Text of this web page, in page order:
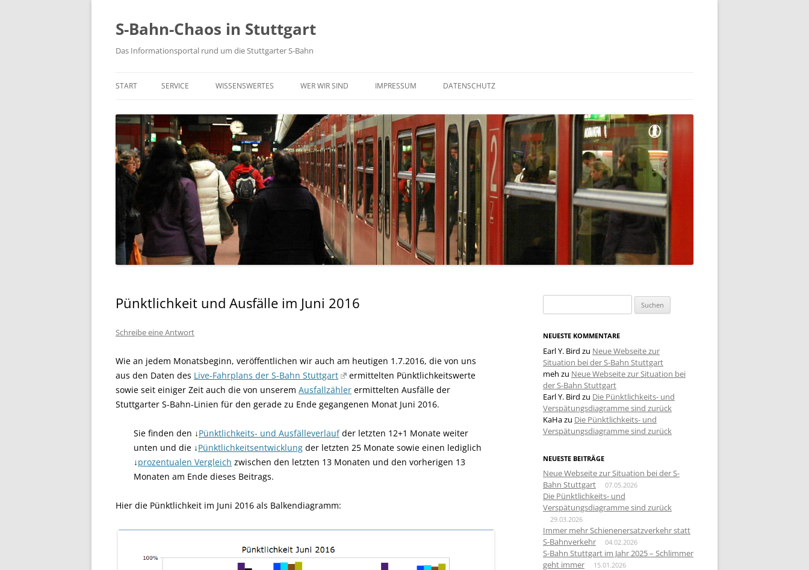
S-Bahn-Chaos in Stuttgart
Das Informationsportal rund um die Stuttgarter S-Bahn
START SERVICE WISSENSWERTES WER WIR SIND IMPRESSUM DATENSCHUTZ
Pünktlichkeit und Ausfälle im Juni 2016
Schreibe eine Antwort
Wie an jedem Monatsbeginn, veröffentlichen wir auch am heutigen 1.7.2016, die von uns
aus den Daten des Live-Fahrplans der S-Bahn Stuttgart
ermittelten Pünktlichkeitswerte
sowie seit einiger Zeit auch die von unserem Ausfallzähler ermittelten Ausfälle der
Stuttgarter S-Bahn-Linien für den gerade zu Ende gegangenen Monat Juni 2016.
Sie finden den ↓Pünktlichkeits- und Ausfälleverlaufder letzten 12+1 Monate weiter
unten und die ↓Pünktlichkeitsentwicklung der letzten 25 Monate sowie einen lediglich
↓prozentualen Vergleich zwischen den letzten 13 Monaten und den vorherigen 13
Monaten am Ende dieses Beitrags.
Hier die Pünktlichkeit im Juni 2016 als Balkendiagramm:
nach:
NEUESTE KOMMENTARE
Earl Y. Bird zu Neue Webseite zur
Situation bei der S-Bahn Stuttgart
meh zu Neue Webseite zur Situation bei
der S-Bahn Stuttgart
Earl Y. Bird zu Die Pünktlichkeits- und
Verspätungsdiagramme sind zurück
KaHazu Die Pünktlichkeits- und
Verspätungsdiagramme sind zurück
NEUESTE BEITRÄGE
Neue Webseite zur Situation bei der S-
Bahn Stuttgart
07.05.2026
Die Pünktlichkeits- und
Verspätungsdiagramme sind zurück
29.03.2026
Immer mehr Schienenersatzverkehr statt
S-Bahnverkehr
04.02.2026
S-Bahn Stuttgart im Jahr 2025 – Schlimmer
geht immer
15.01.2026